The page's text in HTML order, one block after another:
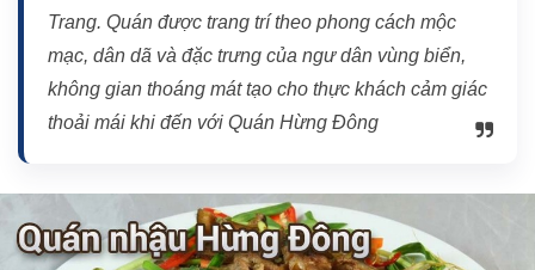
Trang. Quán được trang trí theo phong cách mộc
mạc, dân dã và đặc trưng của ngư dân vùng biển,
không gian thoáng mát tạo cho thực khách cảm giác
thoải mái khi đến với Quán Hừng Đông